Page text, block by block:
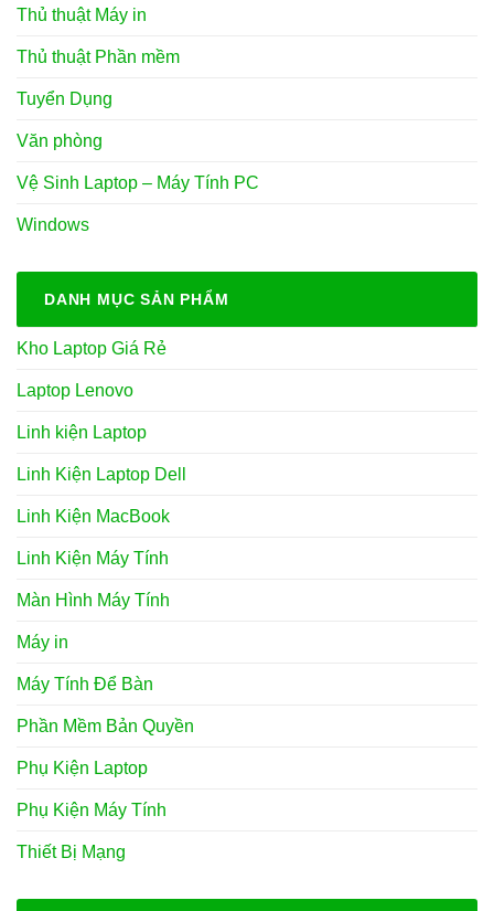
Thủ thuật Máy in
Thủ thuật Phần mềm
Tuyển Dụng
Văn phòng
Vệ Sinh Laptop – Máy Tính PC
Windows
DANH MỤC SẢN PHẨM
Kho Laptop Giá Rẻ
Laptop Lenovo
Linh kiện Laptop
Linh Kiện Laptop Dell
Linh Kiện MacBook
Linh Kiện Máy Tính
Màn Hình Máy Tính
Máy in
Máy Tính Để Bàn
Phần Mềm Bản Quyền
Phụ Kiện Laptop
Phụ Kiện Máy Tính
Thiết Bị Mạng